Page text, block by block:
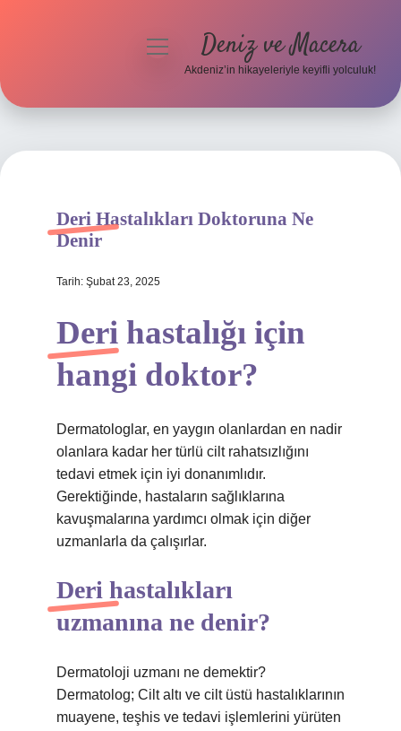
Hakkımızda
menüyü Deniz ve Macera
Akdeniz’in hikayeleriyle keyifli yolculuk!
Deri Hastalıkları Doktoruna Ne
Denir
Tarih: Şubat 23, 2025
Deri hastalığı için
hangi doktor?
Dermatologlar, en yaygın olanlardan en nadir
olanlara kadar her türlü cilt rahatsızlığını
tedavi etmek için iyi donanımlıdır.
Gerektiğinde, hastaların sağlıklarına
kavuşmalarına yardımcı olmak için diğer
uzmanlarla da çalışırlar.
Deri hastalıkları
uzmanına ne denir?
Dermatoloji uzmanı ne demektir?
Dermatolog; Cilt altı ve cilt üstü hastalıklarının
muayene, teşhis ve tedavi işlemlerini yürüten